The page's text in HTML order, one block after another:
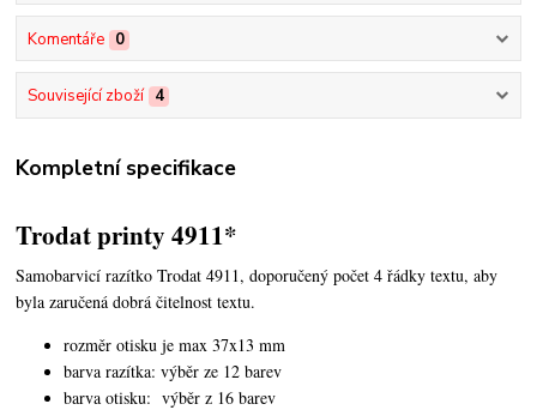
Komentáře 0
Související zboží 4
Kompletní specifikace
Trodat printy 4911*
Samobarvicí razítko Trodat 4911, doporučený počet 4 řádky textu,aby
byla zaručená dobrá čitelnost textu.
rozměr otisku je max 37x13 mm
barva razítka: výběr ze 12 barev
barva otisku: výběr z 16 barev